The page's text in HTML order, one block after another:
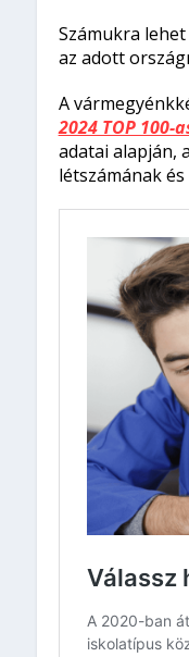
Számukra
az adott
A
2024 TOP 100-
adatai alapján,
létszámának